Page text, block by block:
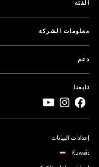
الفئة
معلومات الشركة
دعم
تابعنا
إعدادات البيانات
Kuwait